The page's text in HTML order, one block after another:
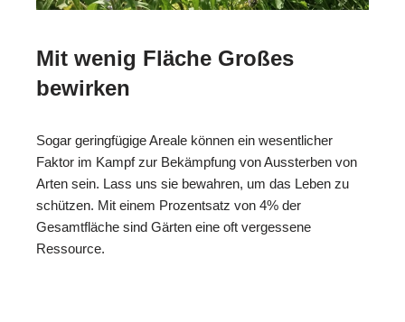
Mit wenig Fläche Großes
bewirken
Sogar geringfügige Areale können ein wesentlicher
Faktor im Kampf zur Bekämpfung von Aussterben von
Arten sein. Lass uns sie bewahren, um das Leben zu
schützen. Mit einem Prozentsatz von 4% der
Gesamtfläche sind Gärten eine oft vergessene
Ressource.